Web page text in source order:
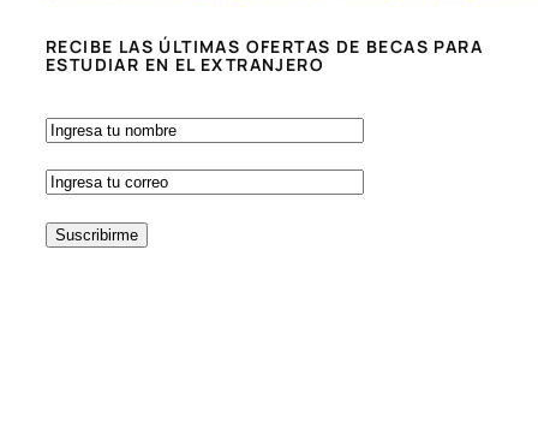
RECIBE LAS ÚLTIMAS OFERTAS DE BECAS PARA
ESTUDIAR EN EL EXTRANJERO